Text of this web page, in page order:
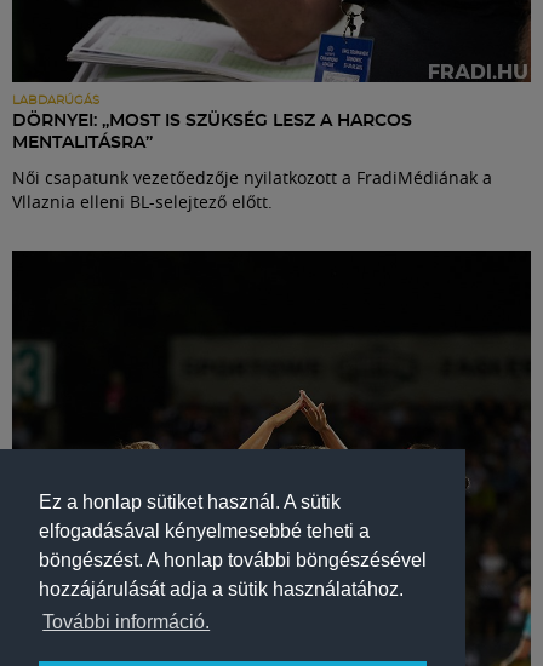
Ez a honlap sütiket használ. A sütik
elfogadásával kényelmesebbé teheti a
böngészést. A honlap további böngészésével
hozzájárulását adja a sütik használatához.
További információ.
LABDARÚGÁS
DÖRNYEI: „MOST IS SZÜKSÉG LESZ A HARCOS
MENTALITÁSRA”
Női csapatunk vezetőedzője nyilatkozott a FradiMédiának a
Vllaznia elleni BL-selejtező előtt.